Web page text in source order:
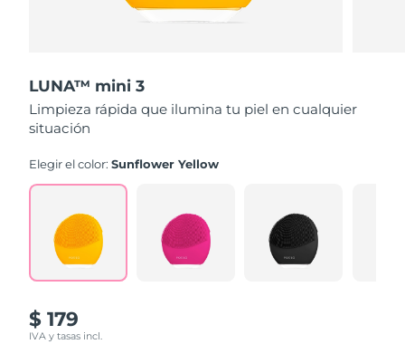
LUNA™ mini 3
Limpieza rápida que ilumina tu piel en cualquier
situación
Elegir el color:Sunflower Yellow
$ 179
IVA y tasas incl.